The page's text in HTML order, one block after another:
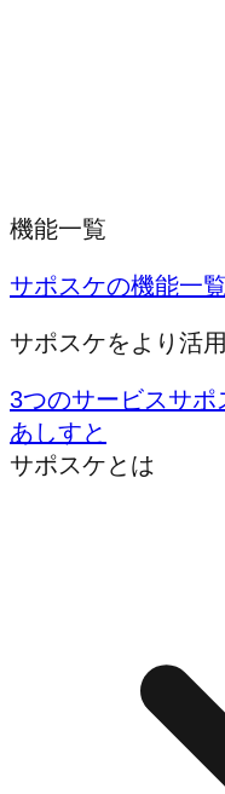
機能一覧
サポスケの機能一覧
サポスケをより活
3つのサービスサポ
あしすと
サポスケとは